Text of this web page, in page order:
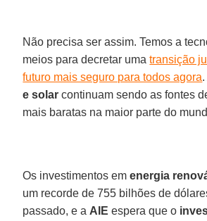
Não precisa ser assim. Temos a
meios para decretar umatransição
futuro mais seguro para todos agora
e solar continuam sendo as fontes
mais baratas na maior parte do
Os investimentos emenergia
um recorde de 755 bilhões de
passado, e a AIE espera que o